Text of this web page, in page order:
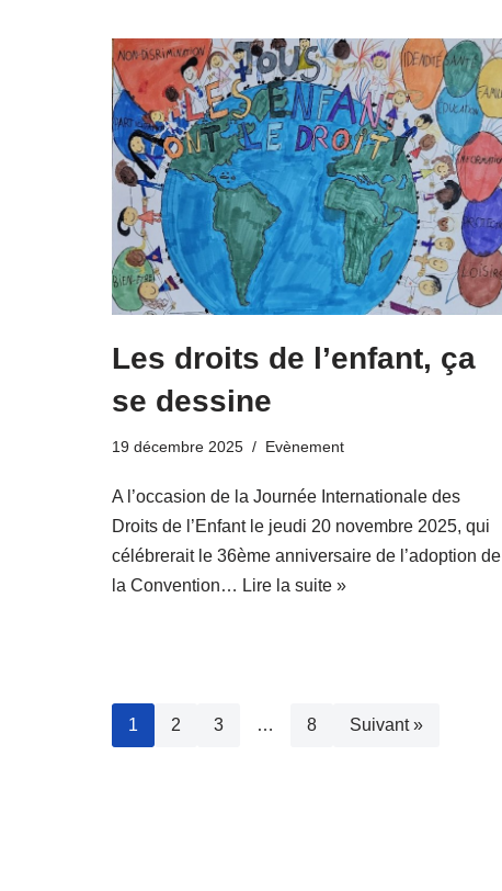
Les droits de l’enfant, ça
se dessine
19 décembre 2025 Evènement
A l’occasion de la Journée Internationale des
Droits de l’Enfant le jeudi 20 novembre 2025, qui
célébrerait le 36ème anniversaire de l’adoption de
la Convention… Lire la suite »
1 2 3 … 8 Suivant »